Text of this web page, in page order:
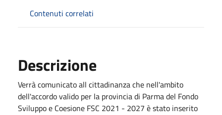
Contenuti correlati
Descrizione
Verrà comunicato all cittadinanza che nell'ambito
dell'accordo valido per la provincia di Parma del Fondo
Sviluppo e Coesione FSC 2021 - 2027 è stato inserito